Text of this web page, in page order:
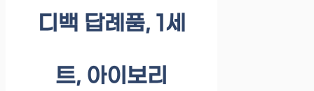
디백 답례품, 1세
트, 아이보리